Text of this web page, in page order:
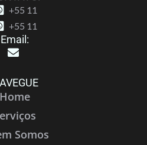
+55 11
+55 11
Email:
Home
Somos